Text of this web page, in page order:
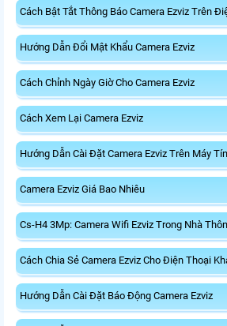
Cách Bật Tắt Thông Báo Camera Ezviz Trên
Hướng Dẫn Đổi Mật Khẩu Camera Ezviz
Cách Chỉnh Ngày Giờ Cho Camera Ezviz
Cách Xem Lại Camera Ezviz
Hướng Dẫn Cài Đặt Camera Ezviz Trên Máy
Camera Ezviz Giá Bao Nhiêu
Cs-H4 3Mp: Camera Wifi Ezviz Trong Nhà
Cách Chia Sẻ Camera Ezviz Cho Điện Thoại
Hướng Dẫn Cài Đặt Báo Động Camera Ezviz